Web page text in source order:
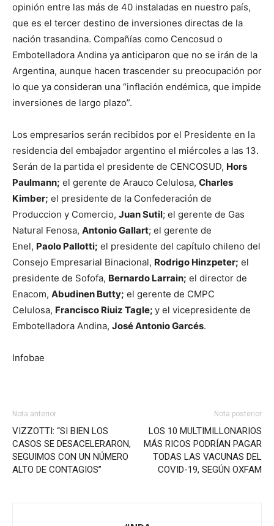
opinión entre las más de 40 instaladas en nuestro país,
que es el tercer destino de inversiones directas de la
nación trasandina. Compañías como Cencosud o
Embotelladora Andina ya anticiparon que no se irán de la
Argentina, aunque hacen trascender su preocupación por
lo que ya consideran una “inflación endémica, que impide
inversiones de largo plazo”.
Los empresarios serán recibidos por el Presidente en la
residencia del embajador argentino el miércoles a las 13.
Serán de la partida el presidente de CENCOSUD, Hors
Paulmann; el gerente de Arauco Celulosa, Charles
Kimber; el presidente de la Confederación de
Produccion y Comercio, Juan Sutil; el gerente de Gas
Natural Fenosa, Antonio Gallart; el gerente de
Enel, Paolo Pallotti; el presidente del capítulo chileno del
Consejo Empresarial Binacional, Rodrigo Hinzpeter; el
presidente de Sofofa, Bernardo Larrain; el director de
Enacom, Abudinen Butty; el gerente de CMPC
Celulosa, Francisco Riuiz Tagle; y el vicepresidente de
Embotelladora Andina, José Antonio Garcés.
Infobae
Nota anterior
VIZZOTTI: “SI BIEN LOS
CASOS SE DESACELERARON,
SEGUIMOS CON UN NÚMERO
ALTO DE CONTAGIOS”
Nota posterior
LOS 10 MULTIMILLONARIOS
MÁS RICOS PODRÍAN PAGAR
TODAS LAS VACUNAS DEL
COVID-19, SEGÚN OXFAM